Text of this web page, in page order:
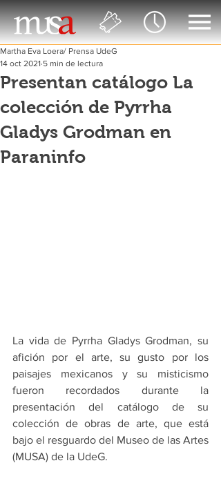
Presentan catálogo La
colección de Pyrrha
Gladys Grodman en
Paraninfo
Martha Eva Loera/ Prensa UdeG
14 oct 2021 5 min de lectura
La vida de Pyrrha Gladys Grodman, su
afición por el arte, su gusto por los
paisajes mexicanos y su misticismo
fueron recordados durante la
presentación del catálogo de su
colección de obras de arte, que está
bajo el resguardo del Museo de las Artes
(MUSA) de la UdeG.